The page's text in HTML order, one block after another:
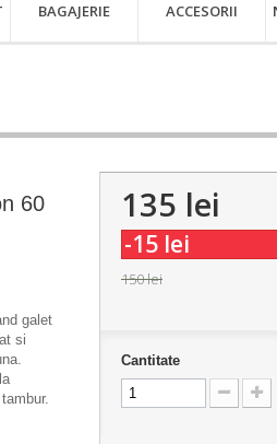
BAGAJERIE ACCESORII
60
galet
si
135 lei
-15 lei
150 lei
Cantitate